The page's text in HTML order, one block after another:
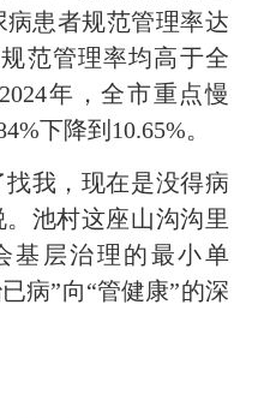
病患者规范管理率达
范管理率均高于全
年，全市重点慢
下降到10.65%。
我，现在是没得病
池村这座山沟沟里
基层治理的最小单
病”向“管健康”的深